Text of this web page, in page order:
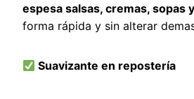
espesa salsas, cremas, sopas
forma rápida y sin alterar
Suavizante en repostería